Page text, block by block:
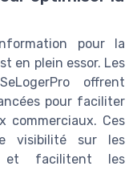
pour la
en plein essor. Les
offrent
pour faciliter
commerciaux. Ces
visibilité sur les
et facilitent les